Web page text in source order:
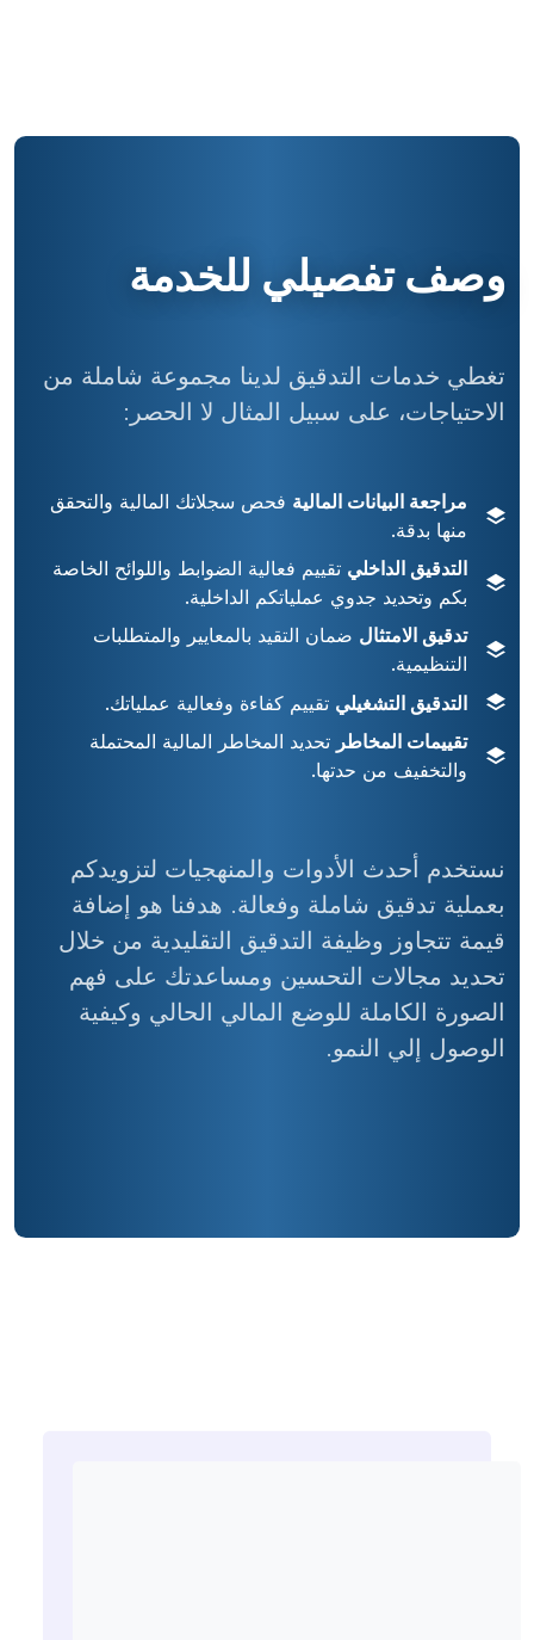
وصف تفصيلي للخدمة
تغطي خدمات التدقيق لدينا مجموعة شاملة من
الاحتياجات، على سبيل المثال لا الحصر:
مراجعة البيانات المالية فحص سجلاتك المالية والتحقق
منها بدقة.
التدقيق الداخلي تقييم فعالية الضوابط واللوائح الخاصة
بكم وتحديد جدوي عملياتكم الداخلية.
تدقيق الامتثال ضمان التقيد بالمعايير والمتطلبات
التنظيمية.
التدقيق التشغيلي تقييم كفاءة وفعالية عملياتك.
تقييمات المخاطر تحديد المخاطر المالية المحتملة
والتخفيف من حدتها.
نستخدم أحدث الأدوات والمنهجيات لتزويدكم
بعملية تدقيق شاملة وفعالة. هدفنا هو إضافة
قيمة تتجاوز وظيفة التدقيق التقليدية من خلال
تحديد مجالات التحسين ومساعدتك على فهم
الصورة الكاملة للوضع المالي الحالي وكيفية
الوصول إلي النمو.